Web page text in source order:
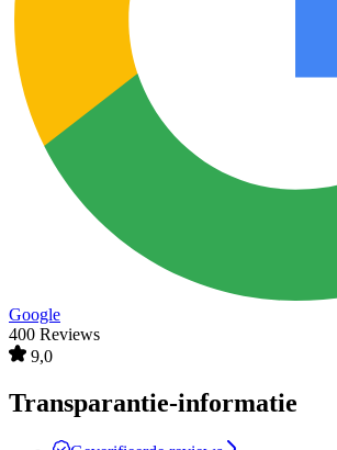
Google
400 Reviews
9,0
Transparantie-informatie